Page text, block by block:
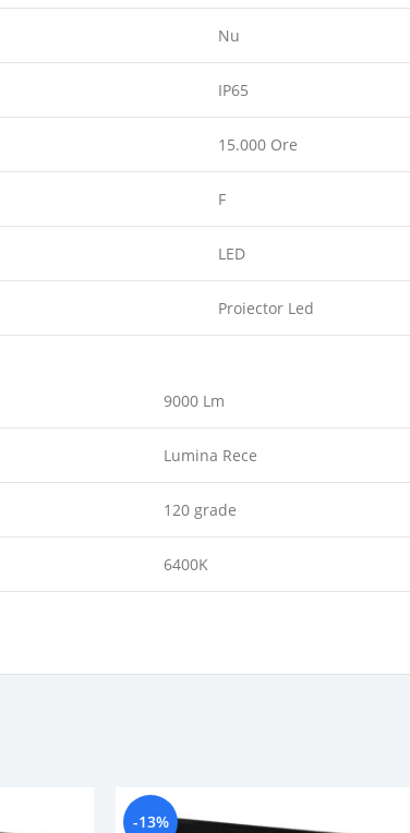
Nu
IP65
15.000 Ore
F
LED
Proiector Led
9000 Lm
Lumina Rece
120 grade
6400K
-13%